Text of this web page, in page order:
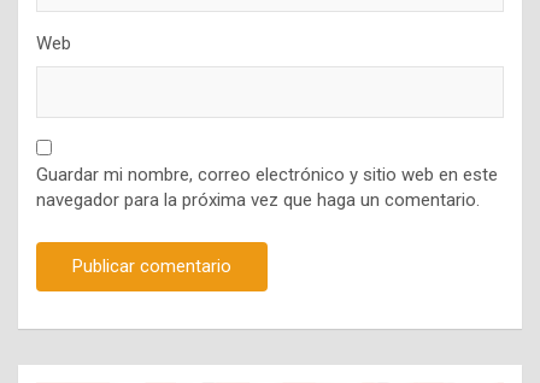
Web
Guardar mi nombre, correo electrónico y sitio web en este
navegador para la próxima vez que haga un comentario.